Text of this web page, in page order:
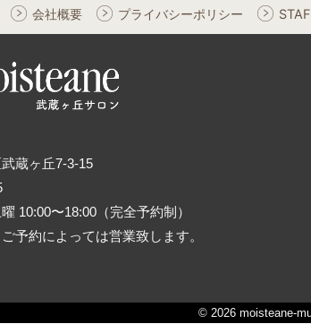
会社概要 プライバシーポリシー
蔵ヶ丘7-3-15
10:00〜18:00（完全予約制）
予約によっては営業致します。
© 2026 moisteane-